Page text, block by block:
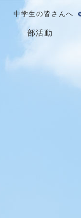
中学生の皆さんへ
部活動